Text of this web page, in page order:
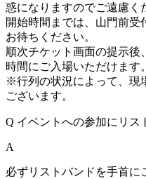
惑になりますのでご遠慮く
開始時間までは、山門前受
お待ちください。
順次チケット画面の提示後
時間にご入場いただけます。
※行列の状況によって、現
ございます。
Q イベントへの参加にリス
A
必ずリストバンドを手首に